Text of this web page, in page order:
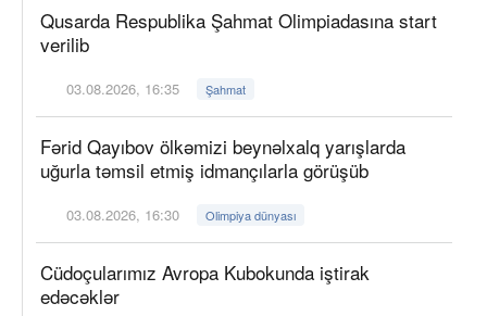
Qusarda Respublika Şahmat Olimpiadasına start
verilib
03.08.2026, 16:35 Şahmat
Fərid Qayıbov ölkəmizi beynəlxalq yarışlarda
uğurla təmsil etmiş idmançılarla görüşüb
03.08.2026, 16:30 Olimpiya dünyası
Cüdoçularımız Avropa Kubokunda iştirak
edəcəklər